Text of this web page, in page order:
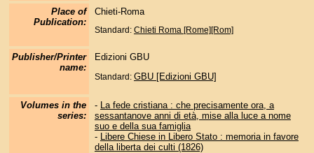
Place of
Publication:
Chieti-Roma
Standard: Chieti Roma [Rome][Rom]
Publisher/Printer
name:
Edizioni GBU
Standard: GBU [Edizioni GBU]
Volumes in the
series:
- La fede cristiana : che precisamente ora, a
sessantanove anni di età, mise alla luce a nome
suo e della sua famiglia
- Libere Chiese in Libero Stato : memoria in favore
della liberta dei culti (1826)